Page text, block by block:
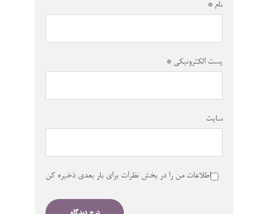
نام *
پست الکترونیکی *
سایت
اطلاعات من را در بخش نظرات برای بار بعدی ذخیره کن